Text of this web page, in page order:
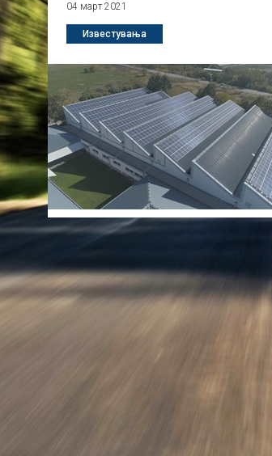
04 март 2021
Известувања